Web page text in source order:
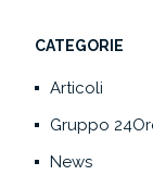
CATEGORIE
Articoli
Gruppo
News